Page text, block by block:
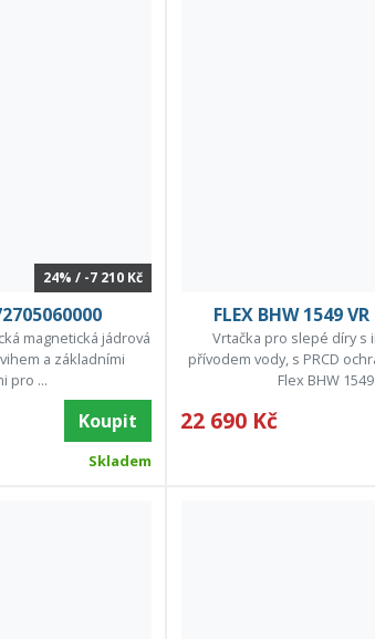
24% / -7 210 Kč
magnetická jádrová
a základními
pro ...
Koupit
Skladem
FLEX BHW 1549
Vrtačka pro slepé díry s
přívodem vody, s PRCD
Flex BHW
22 690 Kč